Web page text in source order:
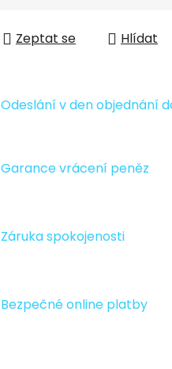
Zeptat se Hlídat
Odeslání v den objednání
Garance vrácení peněz
Záruka spokojenosti
Bezpečné online platby